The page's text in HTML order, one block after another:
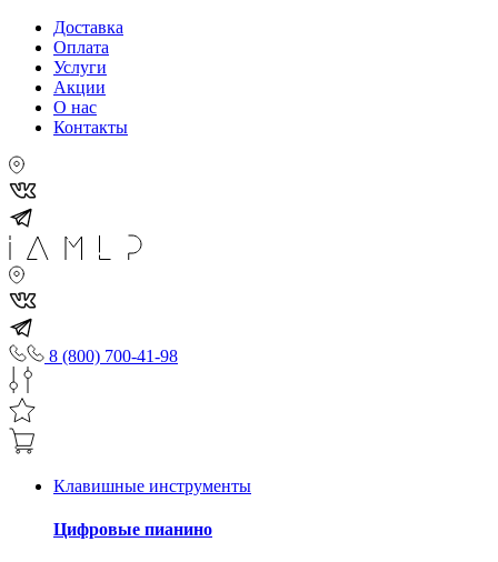
Доставка
Оплата
Услуги
Акции
О нас
Контакты
8 (800) 700-41-98
Клавишные инструменты
Цифровые пианино